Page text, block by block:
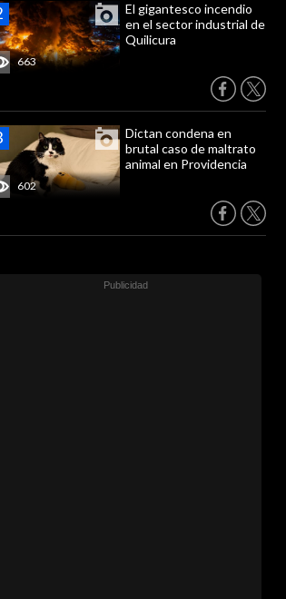
663
El gigantesco incendio
en el sector industrial de
Quilicura
602
Dictan condena en
brutal caso de maltrato
animal en Providencia